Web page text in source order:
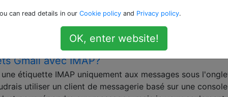
compte") ou de Facebook ou d'autres sites
Gmail avec IMAP?
étiquette IMAP uniquement aux messages sous
utiliser un client de messagerie basé sur une console
can read details in our Cookie policy and Privacy policy.
OK, enter website!